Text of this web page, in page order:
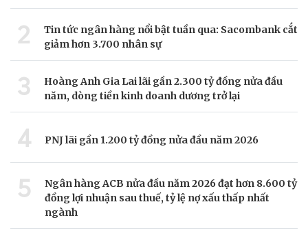
2
Tin tức ngân hàng nổi bật tuần qua: Sacombank cắt
giảm hơn 3.700 nhân sự
3
Hoàng Anh Gia Lai lãi gần 2.300 tỷ đồng nửa đầu
năm, dòng tiền kinh doanh dương trở lại
4 PNJ lãi gần 1.200 tỷ đồng nửa đầu năm 2026
5
Ngân hàng ACB nửa đầu năm 2026 đạt hơn 8.600 tỷ
đồng lợi nhuận sau thuế, tỷ lệ nợ xấu thấp nhất
ngành